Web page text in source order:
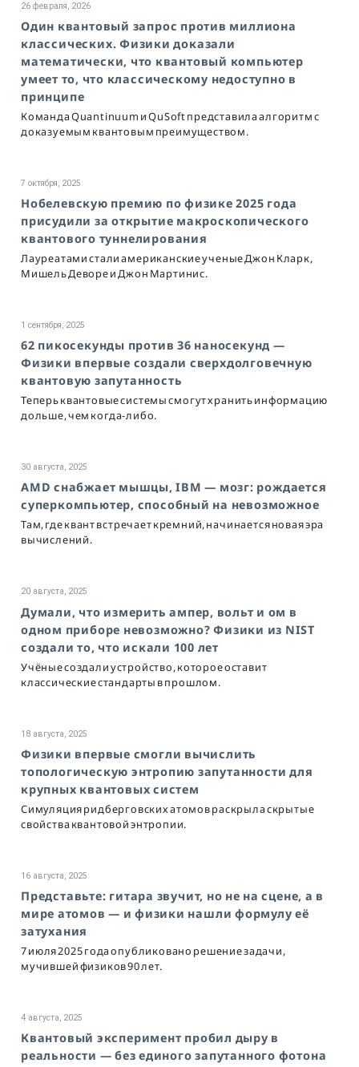
26 февраля, 2026
Один квантовый запрос против миллиона
классических. Физики доказали
математически, что квантовый компьютер
умеет то, что классическому недоступно в
принципе
Команда Quantinuum и QuSoft представила алгоритм с
доказуемым квантовым преимуществом.
7 октября, 2025
Нобелевскую премию по физике 2025 года
присудили за открытие макроскопического
квантового туннелирования
Лауреатами стали американские ученые Джон Кларк,
Мишель Деворе и Джон Мартинис.
1 сентября, 2025
62 пикосекунды против 36 наносекунд —
Физики впервые создали сверхдолговечную
квантовую запутанность
Теперь квантовые системы смогут хранить информацию
дольше, чем когда-либо.
30 августа, 2025
AMD снабжает мышцы, IBM — мозг: рождается
суперкомпьютер, способный на невозможное
Там, где квант встречает кремний, начинается новая эра
вычислений.
20 августа, 2025
Думали, что измерить ампер, вольт и ом в
одном приборе невозможно? Физики из NIST
создали то, что искали 100 лет
Учёные создали устройство, которое оставит
классические стандарты в прошлом.
18 августа, 2025
Физики впервые смогли вычислить
топологическую энтропию запутанности для
крупных квантовых систем
Симуляция ридберговских атомов раскрыла скрытые
свойства квантовой энтропии.
16 августа, 2025
Представьте: гитара звучит, но не на сцене, а в
мире атомов — и физики нашли формулу её
затухания
7 июля 2025 года опубликовано решение задачи,
мучившей физиков 90 лет.
4 августа, 2025
Квантовый эксперимент пробил дыру в
реальности — без единого запутанного фотона